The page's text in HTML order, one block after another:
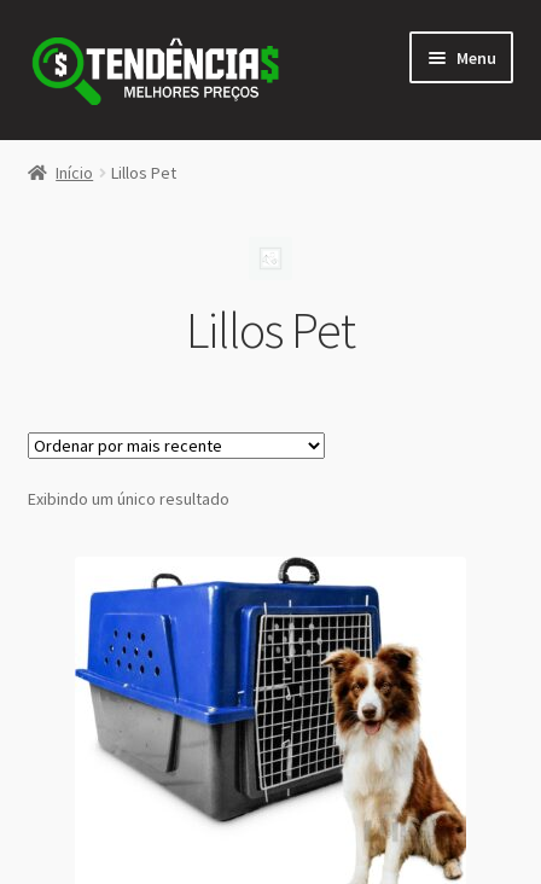
Pular
para
navegação
Pular
para
conteúdo
Menu
LOJA
Início Lillos Pet
Lillos Pet
Exibindo um único resultado